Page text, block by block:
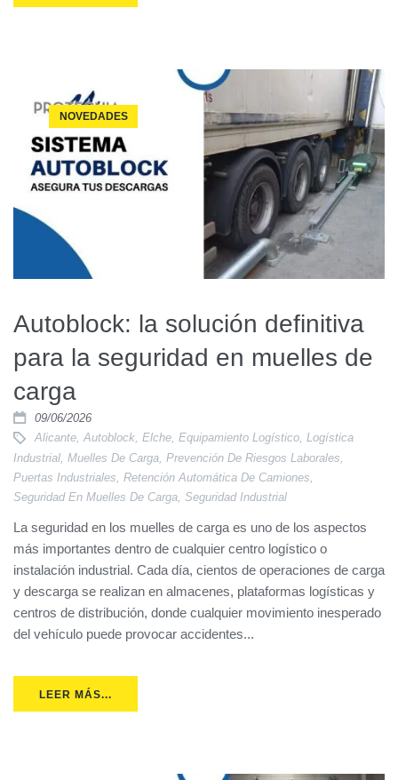
NOVEDADES
Autoblock: la solución definitiva
para la seguridad en muelles de
carga
09/06/2026
Alicante,Autoblock, Elche, Equipamiento Logístico, Logística
Industrial, Muelles De Carga, Prevención De Riesgos Laborales,
Puertas Industriales, Retención Automática De Camiones,
Seguridad En Muelles De Carga, Seguridad Industrial
La seguridad en los muelles de carga es uno de los aspectos
más importantes dentro de cualquier centro logístico o
instalación industrial. Cada día, cientos de operaciones de carga
y descarga se realizan en almacenes, plataformas logísticas y
centros de distribución, donde cualquier movimiento inesperado
del vehículo puede provocar accidentes...
LEER MÁS...